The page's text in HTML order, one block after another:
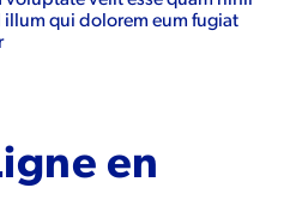
illum qui dolorem eum fugiat
en